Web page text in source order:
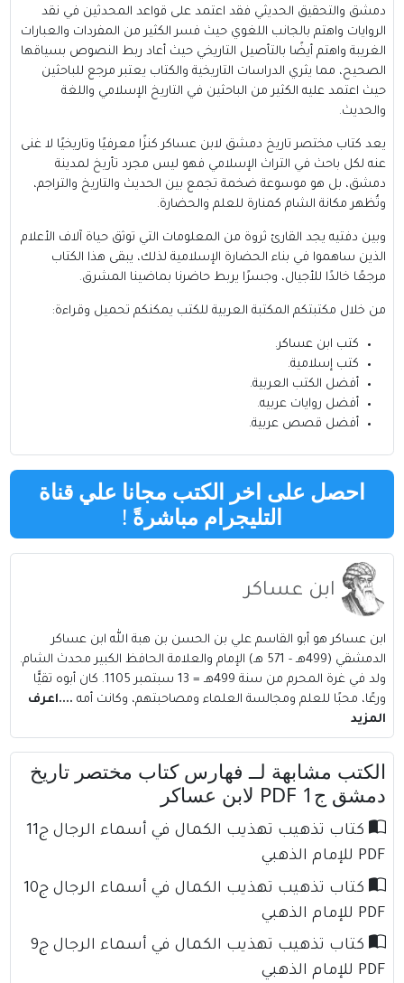
دمشق والتحقيق الحديثي فقد اعتمد على قواعد المحدثين في نقد
الروايات واهتم بالجانب اللغوي حيث فسر الكثير من المفردات والعبارات
الغريبة واهتم أيضًا بالتأصيل التاريخي حيث أعاد ربط النصوص بسياقها
الصحيح، مما يثري الدراسات التاريخية والكتاب يعتبر مرجع للباحثين
حيث اعتمد عليه الكثير من الباحثين في التاريخ الإسلامي واللغة
والحديث.
يعد كتاب مختصر تاريخ دمشق لابن عساكر كنزًا معرفيًا وتاريخيًا لا غنى
عنه لكل باحث في التراث الإسلامي فهو ليس مجرد تأريخ لمدينة
دمشق، بل هو موسوعة ضخمة تجمع بين الحديث والتاريخ والتراجم،
وتُظهر مكانة الشام كمنارة للعلم والحضارة.
وبين دفتيه يجد القارئ ثروة من المعلومات التي توثق حياة آلاف الأعلام
الذين ساهموا في بناء الحضارة الإسلامية لذلك، يبقى هذا الكتاب
مرجعًا خالدًا للأجيال، وجسرًا يربط حاضرنا بماضينا المشرق.
من خلال مكتبتكم المكتبة العربية للكتب يمكنكم تحميل وقراءة:
كتب ابن عساكر.
كتب إسلامية.
أفضل الكتب العربية.
أفضل روايات عربيه.
أفضل قصص عربية.
احصل على اخر الكتب مجانا علي قناة
التليجرام مباشرةً !
ابن عساكر
ابن عساكر هو أبو القاسم علي بن الحسن بن هبة الله ابن عساكر
الدمشقي (499هـ - 571 هـ) الإمام والعلامة الحافظ الكبير محدث الشام.
ولد في غرة المحرم من سنة 499هـ = 13 سبتمبر 1105. كان أبوه تقيًّا
ورعًا، محبًا للعلم ومجالسة العلماء ومصاحبتهم، وكانت أمه ....اعرف
المزيد
الكتب مشابهة لــ فهارس كتاب مختصر تاريخ
دمشق ج1 PDF لابن عساكر
كتاب تذهيب تهذيب الكمال في أسماء الرجال ج11
PDF للإمام الذهبي
كتاب تذهيب تهذيب الكمال في أسماء الرجال ج10
PDF للإمام الذهبي
كتاب تذهيب تهذيب الكمال في أسماء الرجال ج9
PDF للإمام الذهبي